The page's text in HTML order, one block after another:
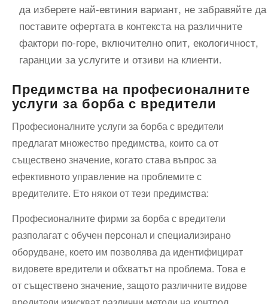
да изберете най-евтиния вариант, не забравяйте да
поставите офертата в контекста на различните
фактори по-горе, включително опит, екологичност,
гаранции за услугите и отзиви на клиенти.
Предимства на професионалните
услуги за борба с вредители
Професионалните услуги за борба с вредители
предлагат множество предимства, които са от
съществено значение, когато става въпрос за
ефективното управление на проблемите с
вредителите. Ето някои от тези предимства:
Професионалните фирми за борба с вредители
разполагат с обучен персонал и специализирано
оборудване, което им позволява да идентифицират
видовете вредители и обхватът на проблема. Това е
от съществено значение, защото различните видове